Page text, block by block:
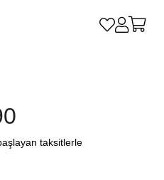
taksitlerle